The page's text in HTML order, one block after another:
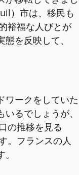
）市は、移民も
裕福な人びとが
を反映して、
ワークをしていた
るでしょうが、
の推移を見る
。フランスの人